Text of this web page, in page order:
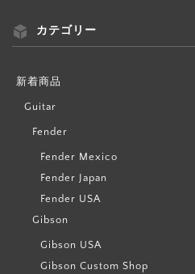
カテゴリー
新着商品
Guitar
Fender
Fender Mexico
Fender Japan
Fender USA
Gibson
Gibson USA
Gibson Custom Shop